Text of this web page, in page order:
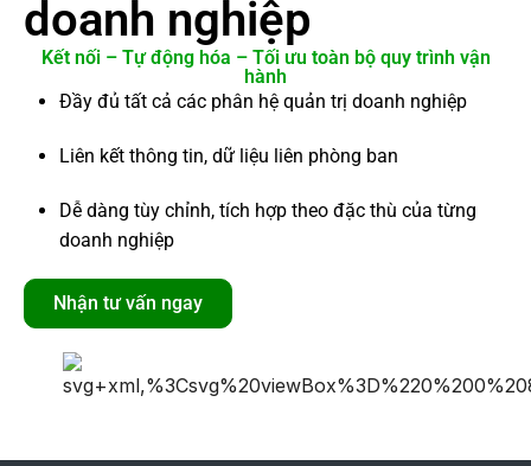
doanh nghiệp
Kết nối – Tự động hóa – Tối ưu toàn bộ quy trình vận
hành
Đầy đủ tất cả các phân hệ quản trị doanh nghiệp
Liên kết thông tin, dữ liệu liên phòng ban
Dễ dàng tùy chỉnh, tích hợp theo đặc thù của từng
doanh nghiệp
Nhận tư vấn ngay